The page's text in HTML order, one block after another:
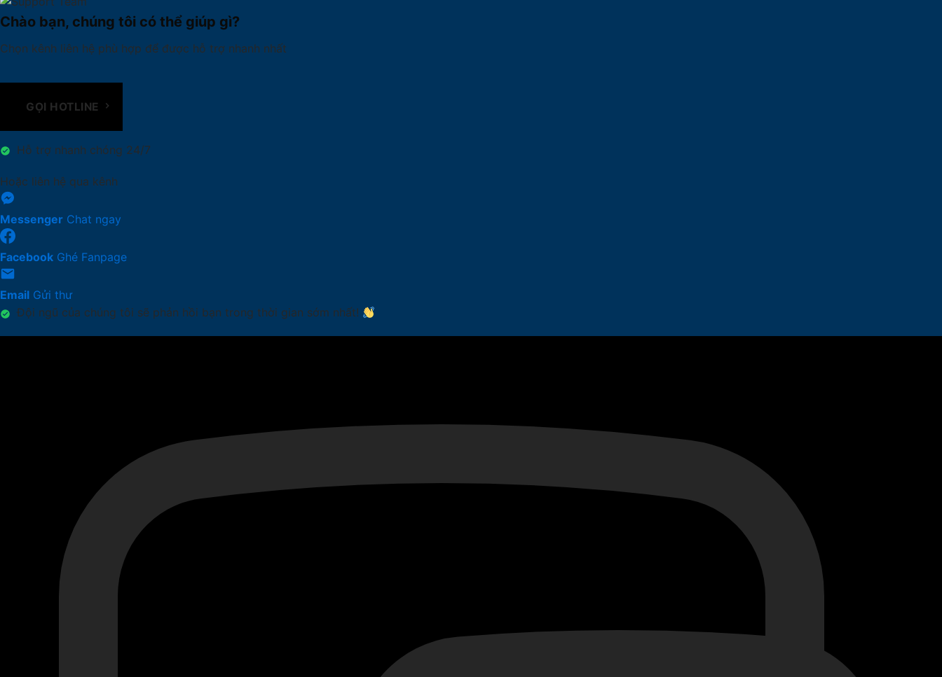
Chào bạn, chúng tôi có thể giúp gì?
Chọn kênh liên hệ phù hợp để được hỗ trợ nhanh nhất
GỌI HOTLINE
Hỗ trợ nhanh chóng 24/7
Hoặc liên hệ qua kênh
Messenger Chat ngay
Facebook Ghé Fanpage
Email Gửi thư
Đội ngũ của chúng tôi sẽ phản hồi bạn trong thời gian sớm nhất!